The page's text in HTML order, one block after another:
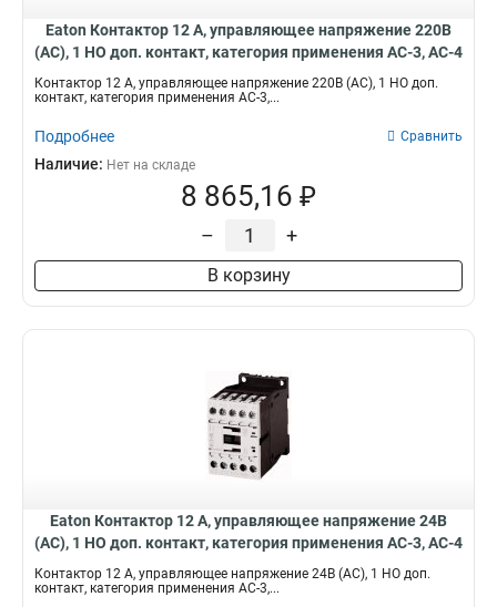
Eaton Контактор 12 А, управляющее напряжение 220В
(АС), 1 НО доп. контакт, категория применения AC-3, AC-4
DILM12-10(220V50HZ,240V60HZ)
Контактор 12 А, управляющее напряжение 220В (АС), 1 НО доп.
контакт, категория применения AC-3,...
Подробнее Сравнить
Наличие: Нет на складе
8 865,16 ₽
– +
В корзину
Eaton Контактор 12 А, управляющее напряжение 24В
(АС), 1 НО доп. контакт, категория применения AC-3, AC-4
DILM12-10(24V50HZ)
Контактор 12 А, управляющее напряжение 24В (АС), 1 НО доп.
контакт, категория применения AC-3,...